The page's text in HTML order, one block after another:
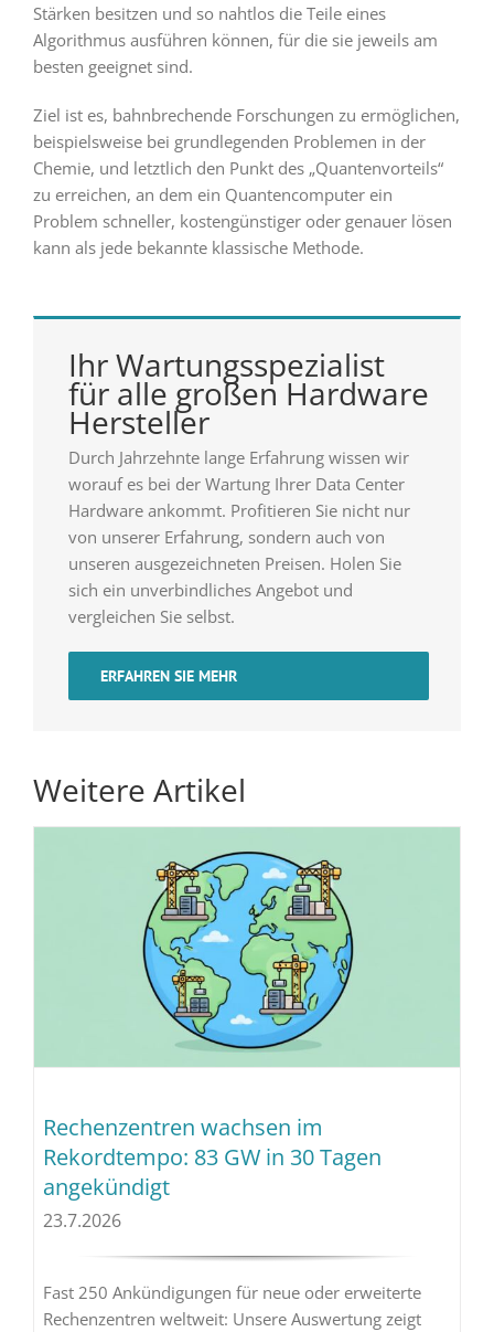
Stärken besitzen und so nahtlos die Teile eines
Algorithmus ausführen können, für die sie jeweils am
besten geeignet sind.
Ziel ist es, bahnbrechende Forschungen zu ermöglichen,
beispielsweise bei grundlegenden Problemen in der
Chemie, und letztlich den Punkt des „Quantenvorteils“
zu erreichen, an dem ein Quantencomputer ein
Problem schneller, kostengünstiger oder genauer lösen
kann als jede bekannte klassische Methode.
Ihr Wartungsspezialist
für alle großen Hardware
Hersteller
Durch Jahrzehnte lange Erfahrung wissen wir
worauf es bei der Wartung Ihrer Data Center
Hardware ankommt. Profitieren Sie nicht nur
von unserer Erfahrung, sondern auch von
unseren ausgezeichneten Preisen. Holen Sie
sich ein unverbindliches Angebot und
vergleichen Sie selbst.
ERFAHREN SIE MEHR
Weitere Artikel
Rechenzentren wachsen im
Rekordtempo: 83 GW in 30 Tagen
angekündigt
23.7.2026
Fast 250 Ankündigungen für neue oder erweiterte
Rechenzentren weltweit: Unsere Auswertung zeigt